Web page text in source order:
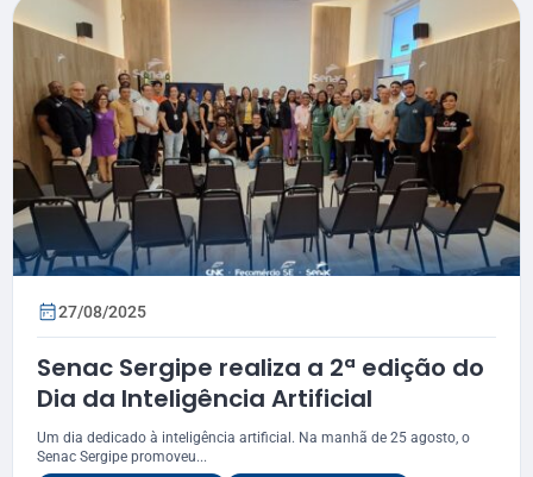
27/08/2025
Senac Sergipe realiza a 2ª edição do
Dia da Inteligência Artificial
Um dia dedicado à inteligência artificial. Na manhã de 25 agosto, o
Senac Sergipe promoveu...